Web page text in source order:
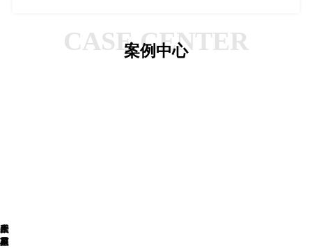
CASE CENTER
案例中心
星
盟
四
月
一
家
夜
星
太
岁
产
品
禾
苗